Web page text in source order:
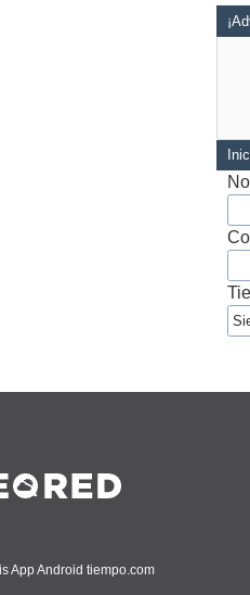
App Android tiempo.com